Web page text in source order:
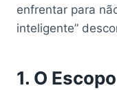
enfrentar para
inteligente”
1. O